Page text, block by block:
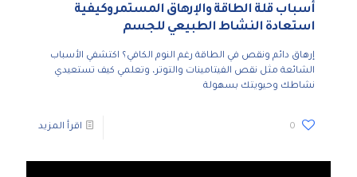
أسباب قلة الطاقة والإرهاق المستمر وكيفية
استعادة النشاط الطبيعي للجسم
إرهاق دائم ونقص في الطاقة رغم النوم الكافي؟ اكتشفي الأسباب
الشائعة مثل نقص الفيتامينات والتوتر، وتعلمي كيف تستعيدي
نشاطك وحيويتك بسهولة
0 اقرأ المزيد